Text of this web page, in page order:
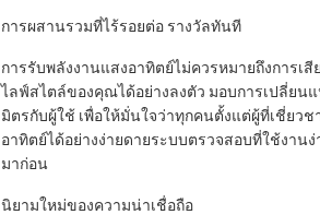
การผสานรวมที่ไร้รอยต่อ รางวัลทันที
การรับพลังงานแสงอาทิตย์ไม่ควรหมายถึงการเ
ไลฟ์สไตล์ของคุณได้อย่างลงตัว มอบการเปลี่ยน
มิตรกับผู้ใช้ เพื่อให้มั่นใจว่าทุกคนตั้งแต่ผู้ที่เชี่ยว
อาทิตย์ได้อย่างง่ายดายระบบตรวจสอบที่ใช้งา
มาก่อน
นิยามใหม่ของความน่าเชื่อถือ